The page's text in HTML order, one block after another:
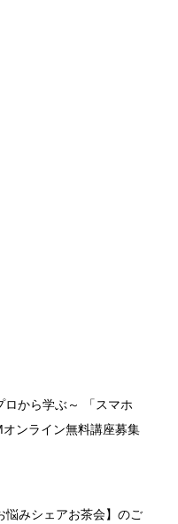
ロから学ぶ～ 「スマホ
ンライン無料講座募集
悩みシェアお茶会】のご